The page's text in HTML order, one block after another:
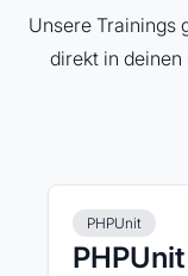
Unsere Trainings
direkt in
PHPUnit